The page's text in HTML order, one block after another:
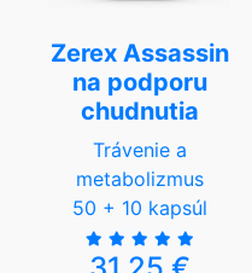
Zerex Assassin
na podporu
chudnutia
Trávenie a
metabolizmus
50 + 10 kapsúl